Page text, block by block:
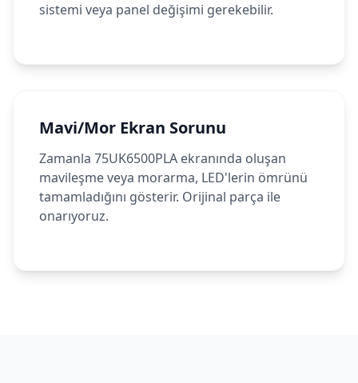
sistemi veya panel değişimi gerekebilir.
Mavi/Mor Ekran Sorunu
Zamanla 75UK6500PLA ekranında oluşan
mavileşme veya morarma, LED'lerin ömrünü
tamamladığını gösterir. Orijinal parça ile
onarıyoruz.